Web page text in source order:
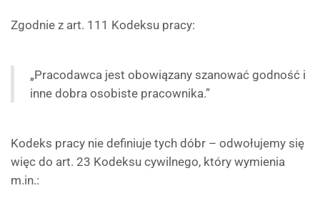
Zgodnie z art. 111 Kodeksu pracy:
„Pracodawca jest obowiązany szanować godność i
inne dobra osobiste pracownika.”
Kodeks pracy nie definiuje tych dóbr – odwołujemy się
więc do art. 23 Kodeksu cywilnego, który wymienia
m.in.: